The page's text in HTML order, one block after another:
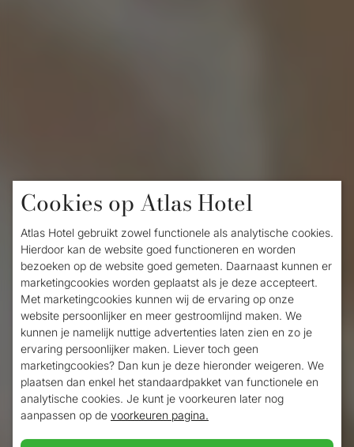
Atlas Hotel
Overnachten in Valkenburg
Cookies op Atlas Hotel
Atlas Hotel gebruikt zowel functionele als analytische cookies.
Hierdoor kan de website goed functioneren en worden
bezoeken op de website goed gemeten. Daarnaast kunnen er
marketingcookies worden geplaatst als je deze accepteert.
Met marketingcookies kunnen wij de ervaring op onze
website persoonlijker en meer gestroomlijnd maken. We
kunnen je namelijk nuttige advertenties laten zien en zo je
ervaring persoonlijker maken. Liever toch geen
marketingcookies? Dan kun je deze hieronder weigeren. We
plaatsen dan enkel het standaardpakket van functionele en
analytische cookies. Je kunt je voorkeuren later nog
aanpassen op de voorkeuren pagina.